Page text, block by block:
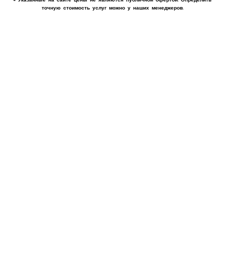
точную стоимость услуг можно у наших менеджеров.